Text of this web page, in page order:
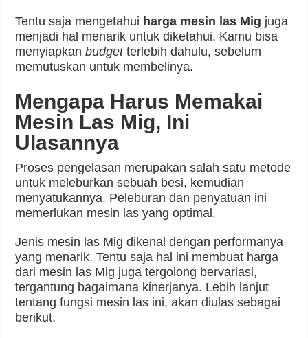
Tentu saja mengetahui harga mesin las Mig juga
menjadi hal menarik untuk diketahui. Kamu bisa
menyiapkanbudgetterlebih dahulu, sebelum
memutuskan untuk membelinya.
Mengapa Harus Memakai
Mesin Las Mig, Ini
Ulasannya
Proses pengelasan merupakan salah satu metode
untuk meleburkan sebuah besi, kemudian
menyatukannya. Peleburan dan penyatuan ini
memerlukan mesin las yang optimal.
Jenis mesin las Mig dikenal dengan performanya
yang menarik. Tentu saja hal ini membuat harga
dari mesin las Mig juga tergolong bervariasi,
tergantung bagaimana kinerjanya. Lebih lanjut
tentang fungsi mesin las ini, akan diulas sebagai
berikut.